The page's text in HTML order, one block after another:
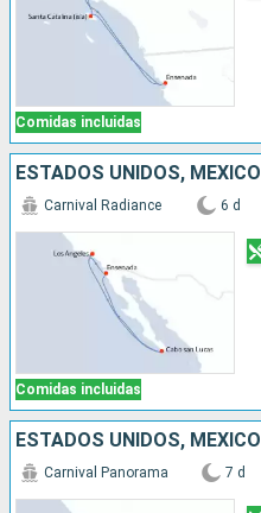
Comidas incluidas
ESTADOS UNIDOS, MÉXICO
Comidas incluidas
Carnival Radiance 6 d
ESTADOS UNIDOS, MÉXICO
Carnival Panorama 7 d